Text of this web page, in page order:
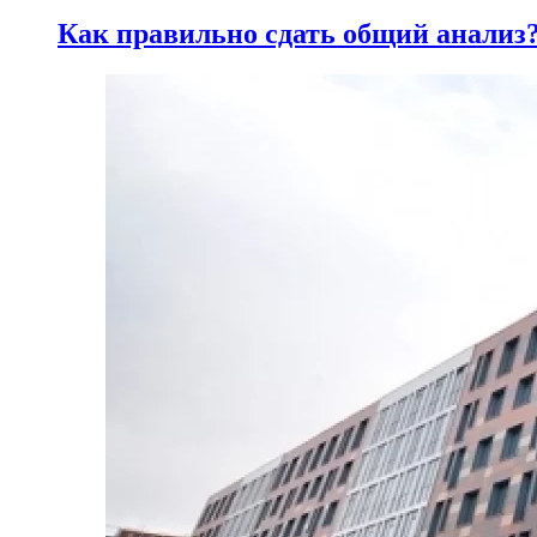
Как правильно сдать общий